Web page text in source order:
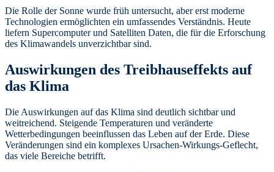
Die Rolle der Sonne wurde früh untersucht, aber erst moderne
Technologien ermöglichten ein umfassendes Verständnis. Heute
liefern Supercomputer und Satelliten Daten, die für die Erforschung
des Klimawandels unverzichtbar sind.
Auswirkungen des Treibhauseffekts auf
das Klima
Die Auswirkungen auf das Klima sind deutlich sichtbar und
weitreichend. Steigende Temperaturen und veränderte
Wetterbedingungen beeinflussen das Leben auf der Erde. Diese
Veränderungen sind ein komplexes Ursachen-Wirkungs-Geflecht,
das viele Bereiche betrifft.